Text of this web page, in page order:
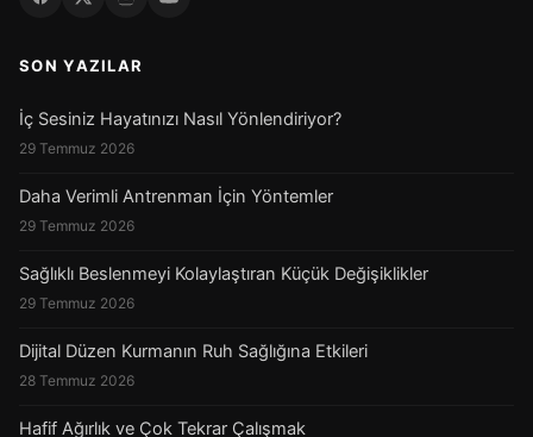
SON YAZILAR
İç Sesiniz Hayatınızı Nasıl Yönlendiriyor?
29 Temmuz 2026
Daha Verimli Antrenman İçin Yöntemler
29 Temmuz 2026
Sağlıklı Beslenmeyi Kolaylaştıran Küçük Değişiklikler
29 Temmuz 2026
Dijital Düzen Kurmanın Ruh Sağlığına Etkileri
28 Temmuz 2026
Hafif Ağırlık ve Çok Tekrar Çalışmak